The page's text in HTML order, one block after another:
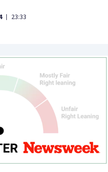
| 23:33